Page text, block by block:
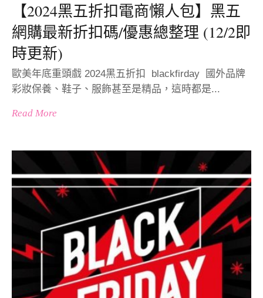
【2024黑五折扣電商懶人包】黑五
網購最新折扣碼/優惠總整理 (12/2即
時更新)
歐美年底重頭戲 2024黑五折扣 blackfirday 國外品牌
彩妝保養、鞋子、服飾甚至是精品，這時都是...
Read More